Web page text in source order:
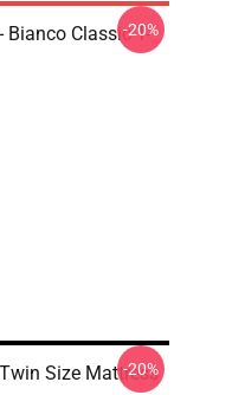
Bianco Classic T-
-20%
Size Mattress
-20%